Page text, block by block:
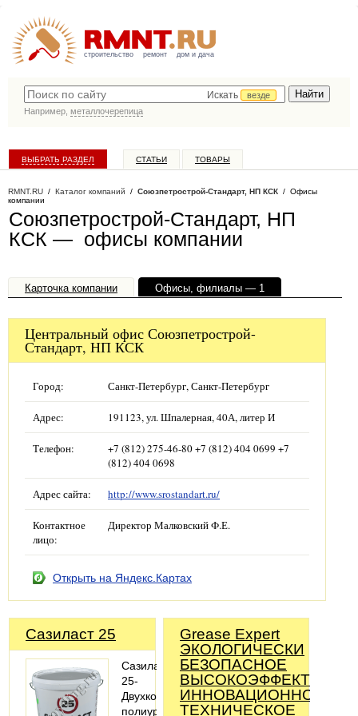
строительство ремонт дом и дача
Искать
везде
Например, металлочерепица
ВЫБРАТЬ РАЗДЕЛ СТАТЬИ ТОВАРЫ
RMNT.RU / Каталог компаний / Союзпетрострой-Стандарт, НП КСК / Офисы
компании
Союзпетрострой-Стандарт, НП
КСК — офисы компании
Карточка компании Офисы, филиалы — 1
Центральный офис Союзпетрострой-
Стандарт, НП КСК
Город: Санкт-Петербург, Санкт-Петербург
Адрес: 191123, ул. Шпалерная, 40А, литер И
Телефон:
+7 (812) 275-46-80 +7 (812) 404 0699 +7
(812) 404 0698
Адрес сайта: http://www.srostandart.ru/
Контактное
лицо:
Директор Малковский Ф.Е.
Открыть на Яндекс.Картах
Сазиласт 25
Сазиласт
25-
Двухкомпонентный
полиуретановый
Grease Expert
ЭКОЛОГИЧЕСКИ
БЕЗОПАСНОЕ
ИННОВАЦИОННОЕ
ТЕХНИЧЕСКОЕ